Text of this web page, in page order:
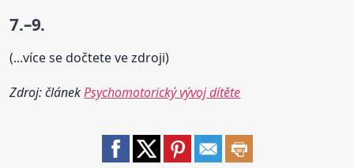
7.–9.
(...více se dočtete ve zdroji)
Zdroj: článekPsychomotorický vývoj dítěte